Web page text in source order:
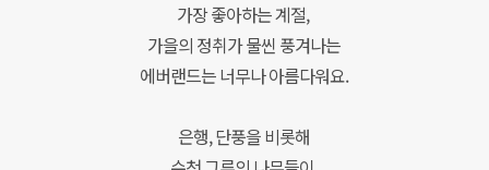
가장 좋아하는 계절,
가을의 정취가 물씬 풍겨나는
에버랜드는 너무나 아름다워요.
은행, 단풍을 비롯해